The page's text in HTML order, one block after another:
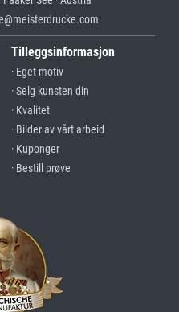
Tilleggsinformasjon
· Eget motiv
· Selg kunsten din
· Kvalitet
· Bilder av vårt arbeid
· Kuponger
· Bestill prøve